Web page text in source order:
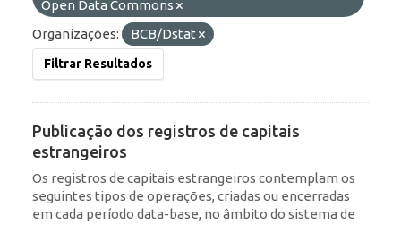
Open Data Commons
Organizações:
BCB/Dstat
Filtrar Resultados
Publicação dos registros de capitais
estrangeiros
Os registros de capitais estrangeiros contemplam os
seguintes tipos de operações, criadas ou encerradas
em cada período data-base, no âmbito do sistema de